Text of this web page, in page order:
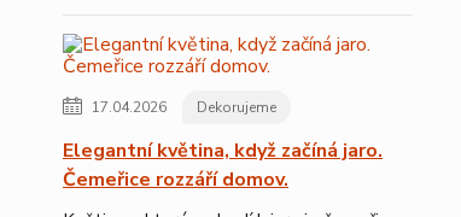
17.04.2026 Dekorujeme
Elegantní květina, když začíná jaro.
Čemeřice rozzáří domov.